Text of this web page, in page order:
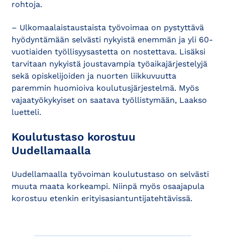
rohtoja.
– Ulkomaalaistaustaista työvoimaa on pystyttävä
hyödyntämään selvästi nykyistä enemmän ja yli 60-
vuotiaiden työllisyysastetta on nostettava. Lisäksi
tarvitaan nykyistä joustavampia työaikajärjestelyjä
sekä opiskelijoiden ja nuorten liikkuvuutta
paremmin huomioiva koulutusjärjestelmä. Myös
vajaatyökykyiset on saatava työllistymään, Laakso
luetteli.
Koulutustaso korostuu
Uudellamaalla
Uudellamaalla työvoiman koulutustaso on selvästi
muuta maata korkeampi. Niinpä myös osaajapula
korostuu etenkin erityisasiantuntijatehtävissä.